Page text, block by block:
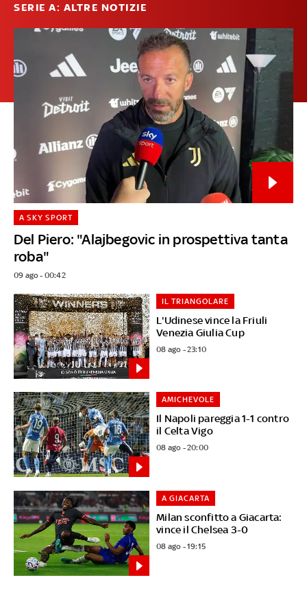
SERIE A: ALTRE NOTIZIE
Del Piero: "Alajbegovic in prospettiva tanta
roba"
A SKY SPORT
09 ago - 00:42
L'Udinese vince la Friuli
Venezia Giulia Cup
IL TRIANGOLARE
08 ago - 23:10
Il Napoli pareggia 1-1 contro
il Celta Vigo
AMICHEVOLE
08 ago - 20:00
Milan sconfitto a Giacarta:
vince il Chelsea 3-0
A GIACARTA
08 ago - 19:15